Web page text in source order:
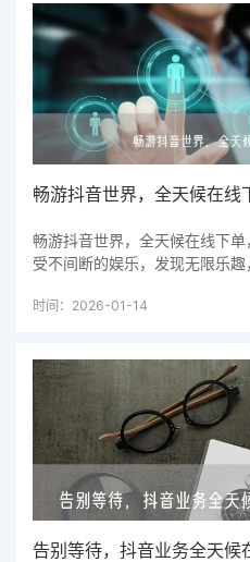
畅游抖音世界，全天候在线
畅游抖音世界，全天候在线下
受不间断的娱乐，发现无限乐趣
时间：2026-01-14
告别等待，抖音业务全天候